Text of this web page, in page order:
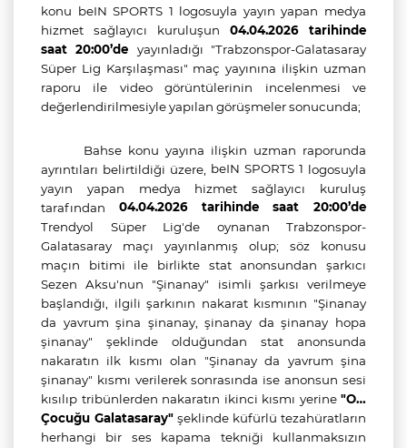
konu beIN SPORTS 1 logosuyla yayın yapan medya
hizmet sağlayıcı kuruluşun 04.04.2026 tarihinde
saat 20:00’de yayınladığı "Trabzonspor-Galatasaray
Süper Lig Karşılaşması" maç yayınına ilişkin uzman
raporu ile video görüntülerinin incelenmesi ve
değerlendirilmesiyle yapılan görüşmeler sonucunda;
Bahse konu yayına ilişkin uzman raporunda
ayrıntıları belirtildiği üzere, beIN SPORTS 1 logosuyla
yayın yapan medya hizmet sağlayıcı kuruluş
tarafından 04.04.2026 tarihinde saat 20:00’de
Trendyol Süper Lig'de oynanan Trabzonspor-
Galatasaray maçı yayınlanmış olup; söz konusu
maçın bitimi ile birlikte stat anonsundan şarkıcı
Sezen Aksu'nun "Şinanay" isimli şarkısı verilmeye
başlandığı, ilgili şarkının nakarat kısmının "Şinanay
da yavrum şina şinanay, şinanay da şinanay hopa
şinanay" şeklinde olduğundan stat anonsunda
nakaratın ilk kısmı olan "Şinanay da yavrum şina
şinanay" kısmı verilerek sonrasında ise anonsun sesi
kısılıp tribünlerden nakaratın ikinci kısmı yerine "O…
Çocuğu Galatasaray" şeklinde küfürlü tezahüratların
herhangi bir ses kapama tekniği kullanmaksızın